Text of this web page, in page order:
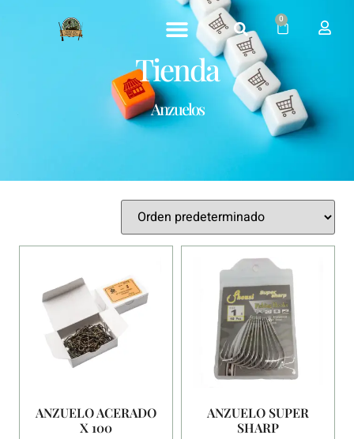
0
Tienda
Anzuelos
ANZUELO ACERADO
X 100
ANZUELO SUPER
SHARP